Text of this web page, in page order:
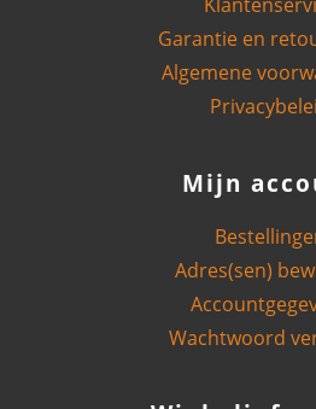
Garantie en
Algemene
Mijn
Adres(sen)
Wachtwoord